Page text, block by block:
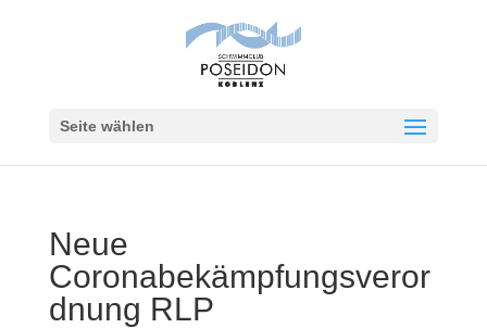
Seite wählen
Neue
Coronabekämpfungsveror
dnung RLP